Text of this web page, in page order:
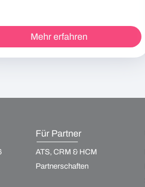
Mehr erfahren
Für Partner
ATS, CRM & HCM
Partnerschaften